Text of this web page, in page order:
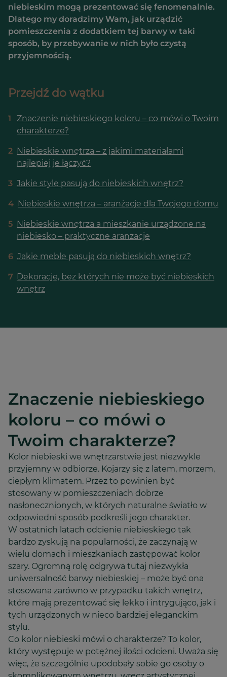
niebieskim mogą prezentować się fenomenalnie.
Dlatego my doradzimy Wam, jak urządzić
pomieszczenia z dodatkiem tej barwy w taki
sposób, by przebywanie w nich było czystą
przyjemnością.
Przejdź do wątku
1
Znaczenie niebieskiego koloru – co mówi o Twoim
charakterze?
2 Niebieskie wnętrza – z jakimi materiałami
najlepiej je łączyć?
3 Jakie style pasują do niebieskich wnętrz?
4 Niebieskie wnętrza – aranżacje dla Twojego domu
5 Niebieskie wnętrza a mieszkanie urządzone na
niebiesko – praktyczne aranżacje
6 Jakie meble pasują do niebieskich wnętrz?
7 Dekoracje, bez których nie może być niebieskich
wnętrz
Znaczenie niebieskiego
koloru – co mówi o
Twoim charakterze?
Kolor niebieski we wnętrzarstwie jest niezwykle
przyjemny w odbiorze. Kojarzy się z latem, morzem,
ciepłym klimatem. Przez to powinien być
stosowany w pomieszczeniach dobrze
nasłonecznionych, w których naturalne światło w
odpowiedni sposób podkreśli jego charakter.
W ostatnich latach odcienie niebieskiego tak
bardzo zyskują na popularności, że zaczynają w
wielu domach i mieszkaniach zastępować kolor
szary. Ogromną rolę odgrywa tutaj niezwykła
uniwersalność barwy niebieskiej – może być ona
stosowana zarówno w przypadku takich wnętrz,
które mają prezentować się lekko i intrygująco, jak i
tych urządzonych w nieco bardziej eleganckim
stylu.
Co kolor niebieski mówi o charakterze? To kolor,
który występuje w potężnej ilości odcieni. Uważa się
więc, że szczególnie upodobały sobie go osoby o